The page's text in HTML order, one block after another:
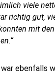
viele
richtig gut,
mit
ebenfalls